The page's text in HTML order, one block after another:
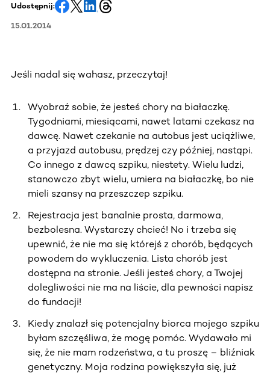
Udostępnij:
15.01.2014
Jeśli nadal się wahasz, przeczytaj!
Wyobraź sobie, że jesteś chory na białaczkę.
Tygodniami, miesiącami, nawet latami czekasz na
dawcę. Nawet czekanie na autobus jest uciążliwe,
a przyjazd autobusu, prędzej czy później, nastąpi.
Co innego z dawcą szpiku, niestety. Wielu ludzi,
stanowczo zbyt wielu, umiera na białaczkę, bo nie
mieli szansy na przeszczep szpiku.
Rejestracja jest banalnie prosta, darmowa,
bezbolesna. Wystarczy chcieć! No i trzeba się
upewnić, że nie ma się którejś z chorób, będących
powodem do wykluczenia. Lista chorób jest
dostępna na stronie. Jeśli jesteś chory, a Twojej
dolegliwości nie ma na liście, dla pewności napisz
do fundacji!
Kiedy znalazł się potencjalny biorca mojego szpiku
byłam szczęśliwa, że mogę pomóc. Wydawało mi
się, że nie mam rodzeństwa, a tu proszę – bliźniak
genetyczny. Moja rodzina powiększyła się, już